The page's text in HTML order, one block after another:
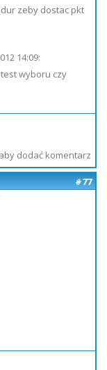
zeby dostac pkt
14:09:
wyboru czy
aby dodać komentarz
#77